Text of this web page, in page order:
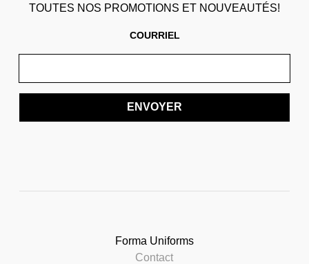
TOUTES NOS PROMOTIONS ET NOUVEAUTÉS!
COURRIEL
ENVOYER
Forma Uniforms
Contact